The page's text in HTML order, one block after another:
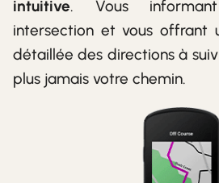
intuitive. Vous
intersection et vous offrant
détaillée des directions à
plus jamais votre chemin.